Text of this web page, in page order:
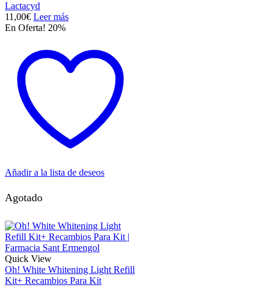
Lactacyd
11,00€ Leer más
En Oferta! 20%
Añadir a la lista de deseos
Agotado
Quick View
Oh! White Whitening Light Refill
Kit+ Recambios Para Kit